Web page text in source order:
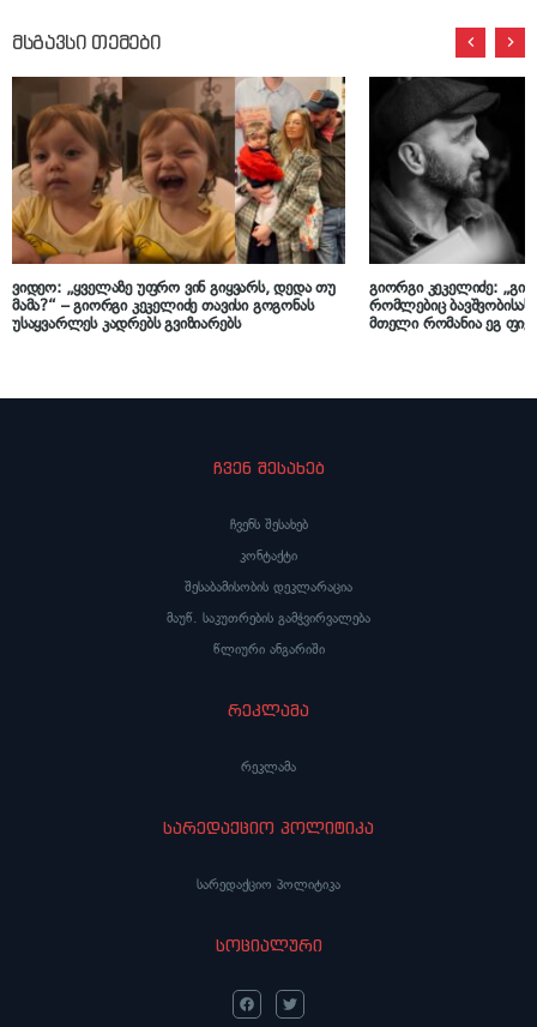
მსგავსი თემები
ვიდეო: „ყველაზე უფრო ვინ გიყვარს, დედა თუ
მამა?“ – გიორგი კეკელიძე თავისი გოგონას
უსაყვარლეს კადრებს გვიზიარებს
გიორგი კეკელიძე:
რომლებიც
მთელი რომანია ეგ
ჩვენ შესახებ
ჩვენს შესახებ
კონტაქტი
შესაბამისობის დეკლარაცია
მაუწ. საკუთრების გამჭვირვალება
წლიური ანგარიში
რეკლამა
რეკლამა
სარედაქციო პოლიტიკა
სარედაქციო პოლიტიკა
სოციალური